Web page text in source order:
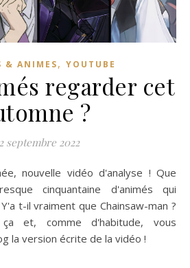
& ANIMES, YOUTUBE
regarder cet
?
septembre 2022
cinquantaine d'animés qui
t-il vraiment que Chainsaw-man ?
et, comme d'habitude, vous
la version écrite de la vidéo !